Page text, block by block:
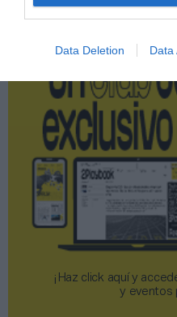
Data Deletion Data
2Playbook Club2P
¡Haz click aquí y
y eventos